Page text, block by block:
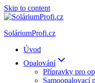
Skip to content
SoláriumProfi.cz
Úvod
Opalování
Přípravky pro
Samoopalovací